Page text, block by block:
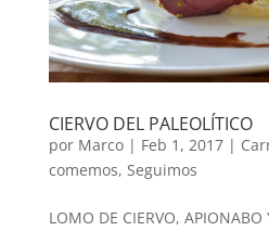
CIERVO DEL PALEOLÍTICO
por Marco| Feb 1, 2017|
comemos, Seguimos
LOMO DE CIERVO, APIONABO